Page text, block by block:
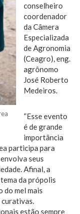
conselheiro
coordenador
da Câmera
Especializada
de Agronomia
(Ceagro), eng.
agrônomo
José Roberto
Medeiros.
“Esse evento
é de grande
importância
participa para
seus
Afinal, a
da própolis
do mel mais
curativas.
estão sempre